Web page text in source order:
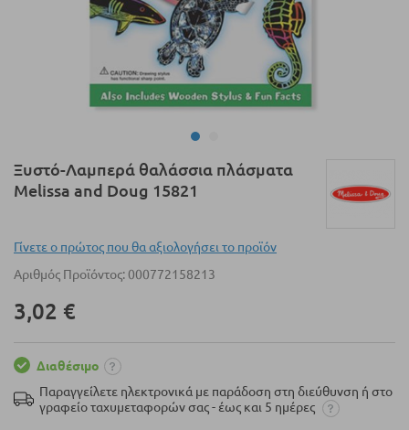
Μετάβαση
στην
συλλογής
Ξυστό-Λαμπερά θαλάσσια πλάσματα
Melissa and Doug 15821
Γίνετε ο πρώτος που θα αξιολογήσει το προϊόν
Αριθμός Προϊόντος 000772158213
3,02 €
Διαθέσιμο
Παραγγείλετε ηλεκτρονικά με παράδοση στη διεύθυνση ή στο
γραφείο ταχυμεταφορών σας - έως και 5 ημέρες